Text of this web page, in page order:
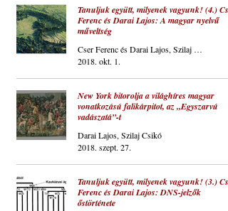
Tanuljuk együtt, milyenek vagyunk! (4.)
Ferenc és Darai Lajos: A magyar nyelvű
műveltség
Cser Ferenc és Darai Lajos, Szilaj Csikó
2018. okt. 1.
New York bitorolja a világhíres magyar
vonatkozású falikárpitot, az „Egyszarvú
vadászatá”-t
Darai Lajos, Szilaj Csikó
2018. szept. 27.
Tanuljuk együtt, milyenek vagyunk! (3.)
Ferenc és Darai Lajos: DNS-jelzők
őstörténete